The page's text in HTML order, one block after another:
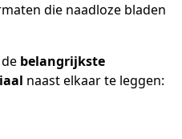
die naadloze bladen
belangrijkste
naast elkaar te leggen: